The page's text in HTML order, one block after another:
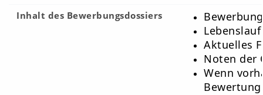
Inhalt des Bewerbungsdossiers
Lebenslauf
Aktuelles
Noten der
Wenn
Bewertung